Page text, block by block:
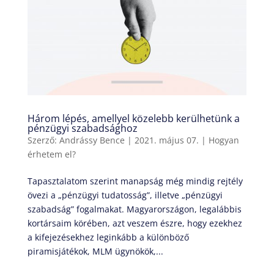
Három lépés, amellyel közelebb kerülhetünk a
pénzügyi szabadsághoz
Szerző: Andrássy Bence | 2021. május 07. | Hogyan
érhetem el?
Tapasztalatom szerint manapság még mindig rejtély
övezi a „pénzügyi tudatosság”, illetve „pénzügyi
szabadság” fogalmakat. Magyarországon, legalábbis
kortársaim körében, azt veszem észre, hogy ezekhez
a kifejezésekhez leginkább a különböző
piramisjátékok, MLM ügynökök,...